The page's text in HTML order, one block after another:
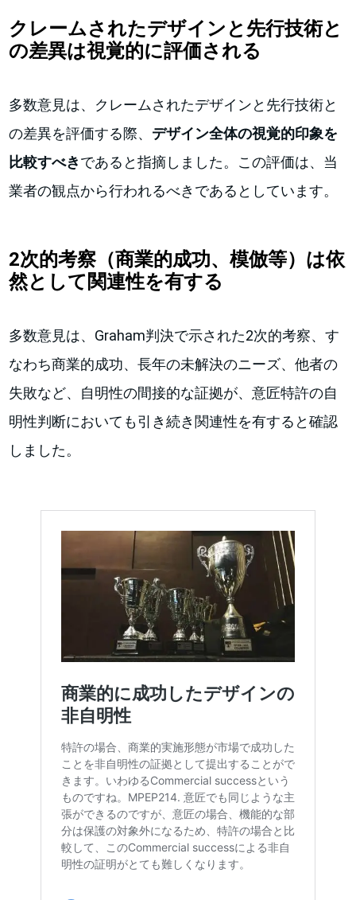
クレームされたデザインと先行技術と
の差異は視覚的に評価される
多数意見は、クレームされたデザインと先行技術と
の差異を評価する際、 デザイン全体の視覚的印象を
比較すべきであると指摘しました。この評価は、当
業者の観点から行われるべきであるとしています。
2次的考察（商業的成功、模倣等）は依
然として関連性を有する
多数意見は、Graham判決で示された2次的考察、す
なわち商業的成功、長年の未解決のニーズ、他者の
失敗など、自明性の間接的な証拠が、意匠特許の自
明性判断においても引き続き関連性を有すると確認
しました。